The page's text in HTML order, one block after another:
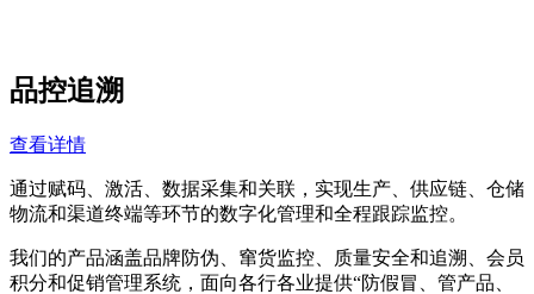
品控追溯
查看详情
通过赋码、激活、数据采集和关联，实现生产、供应链、仓储
物流和渠道终端等环节的数字化管理和全程跟踪监控。
我们的产品涵盖品牌防伪、窜货监控、质量安全和追溯、会员
积分和促销管理系统，面向各行各业提供“防假冒、管产品、